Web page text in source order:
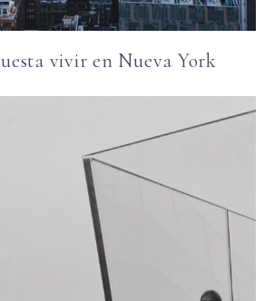
vivir en Nueva York